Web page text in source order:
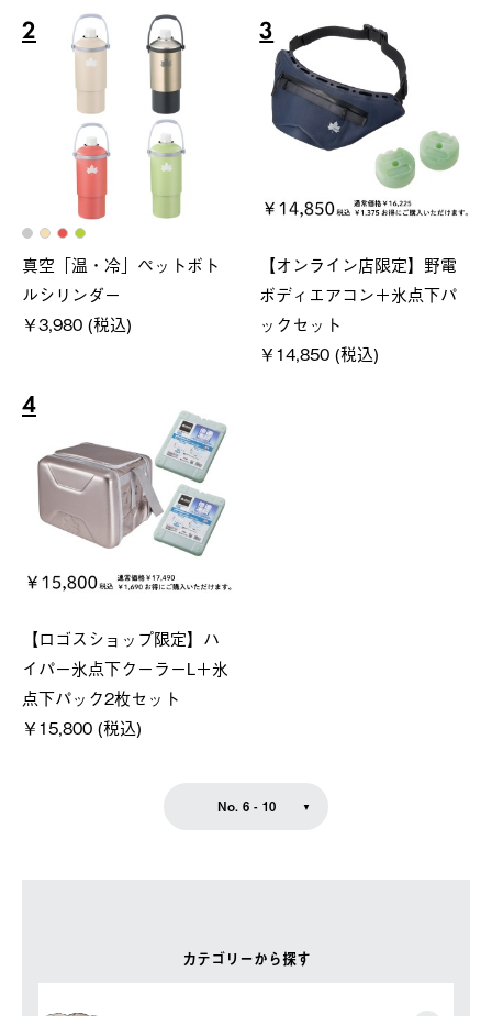
カテゴリーから探す
2
真空「温・冷」ペットボト
ルシリンダー
￥3,980 (税込)
3
【オンライン店限定】野電
ボディエアコン＋氷点下パ
ックセット
￥14,850 (税込)
4
【ロゴスショップ限定】ハ
イパー氷点下クーラーL＋氷
点下パック2枚セット
￥15,800 (税込)
No. 6 - 10